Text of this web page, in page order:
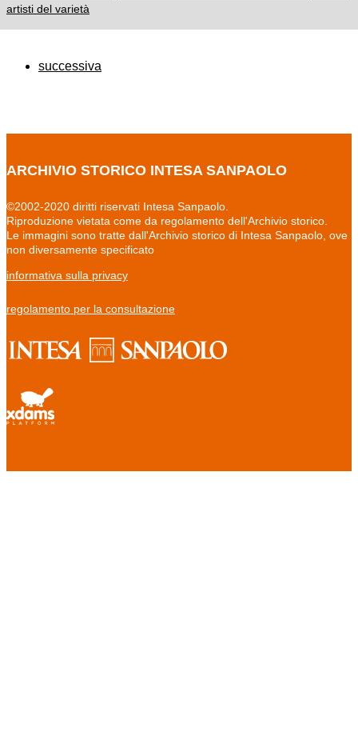
artisti del varietà
successiva
ARCHIVIO STORICO INTESA SANPAOLO
©2002-2020 diritti riservati Intesa Sanpaolo.
Riproduzione vietata come da regolamento dell'Archivio storico.
Le immagini sono tratte dall'Archivio storico di Intesa Sanpaolo, ove
non diversamente specificato
informativa sulla privacy
regolamento per la consultazione